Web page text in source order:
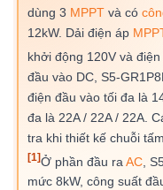
dùng 3 MPPTvà có
12kW. Dải điện áp
khởi động 120V và
đầu vào DC, S5-
điện đầu vào tối đa là
đa là 22A / 22A / 22A.
tra khi thiết kế chuỗi
[1]Ở phần đầu ra AC,
mức 8kW, công suất